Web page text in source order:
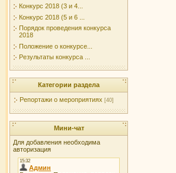
Конкурс 2018 (3 и 4...
Конкурс 2018 (5 и 6 ...
Порядок проведения конкурса
2018
Положение о конкурсе...
Результаты конкурса ...
Категории раздела
Репортажи о мероприятиях [40]
Мини-чат
Для добавления необходима
авторизация